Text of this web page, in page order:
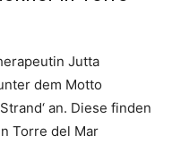
Jutta
dem Motto
an. Diese finden
Torre del Mar